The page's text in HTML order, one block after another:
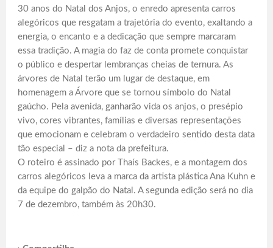
30 anos do Natal dos Anjos, o enredo apresenta carros
alegóricos que resgatam a trajetória do evento, exaltando a
energia, o encanto e a dedicação que sempre marcaram
essa tradição. A magia do faz de conta promete conquistar
o público e despertar lembranças cheias de ternura. As
árvores de Natal terão um lugar de destaque, em
homenagem a Árvore que se tornou símbolo do Natal
gaúcho. Pela avenida, ganharão vida os anjos, o presépio
vivo, cores vibrantes, famílias e diversas representações
que emocionam e celebram o verdadeiro sentido desta data
tão especial – diz a nota da prefeitura.
O roteiro é assinado por Thaís Backes, e a montagem dos
carros alegóricos leva a marca da artista plástica Ana Kuhn e
da equipe do galpão do Natal. A segunda edição será no dia
7 de dezembro, também às 20h30.